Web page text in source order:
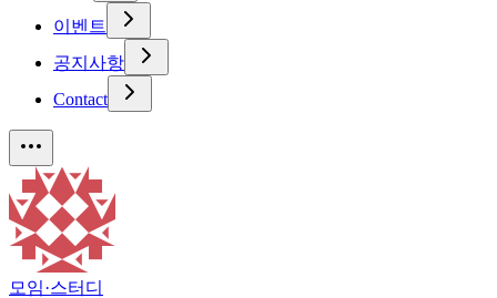
이벤트
공지사항
Contact
모임·스터디